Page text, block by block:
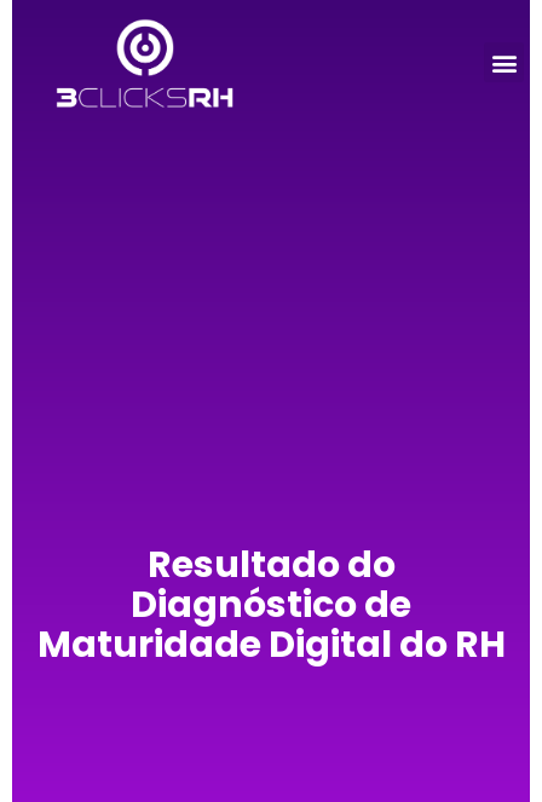
Resultado do
Diagnóstico de
Maturidade Digital do RH